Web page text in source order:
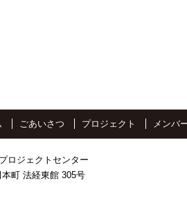
ごあいさつ プロジェクト メンバ
ロジェクトセンター
町 法経東館 305号